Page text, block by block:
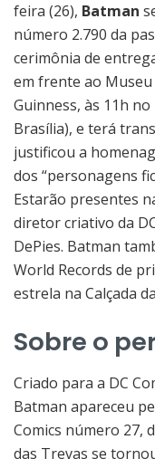
feira (26), Batman
número 2.790 da
cerimônia de
em frente ao
Guinness, às 11h
Brasília), e terá
justificou a
dos “personagens
Estarão presentes
diretor criativo da
DePies. Batman
World Records de
estrela na Calçada
Sobre o
Criado para a DC
Batman apareceu
Comics número 27,
das Trevas se